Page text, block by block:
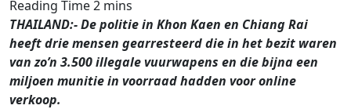
THAILAND:- De politie in Khon Kaen en Chiang Rai
heeft drie mensen gearresteerd die in het bezit waren
van zo’n 3.500 illegale vuurwapens en die bijna een
miljoen munitie in voorraad hadden voor online
verkoop.